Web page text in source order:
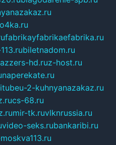
fabrikayfabrikaefabrika.ru
biletnadom.ru
hd.ruz-host.ru
naperekate.ru
2-kuhnyanazakaz.ru
cs-68.ru
mir-tk.ruvlknrussia.ru
video-seks.rubankaribi.ru